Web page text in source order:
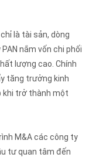
là tài sản, dòng
nắm vốn chi phối
lượng cao. Chính
tăng trưởng kinh
khi trở thành một
M&A các công ty
tư quan tâm đến